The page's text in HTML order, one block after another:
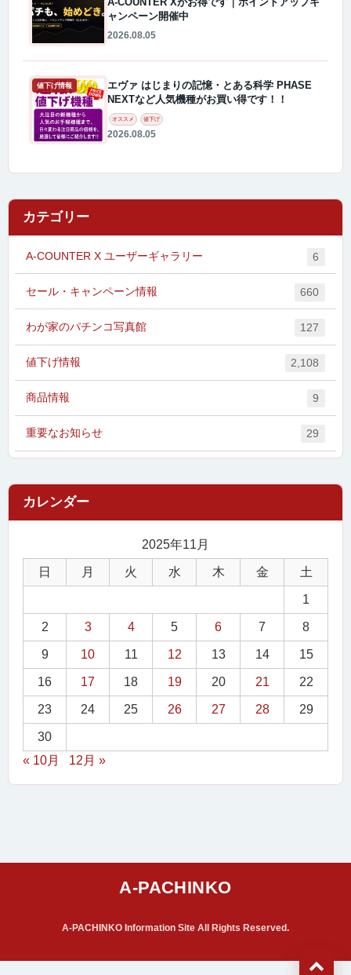
ャンペーン開催中
2026.08.05
値下げ情報
エヴァ はじまりの記憶・とある科学 PHASE
NEXTなど人気機種がお買い得です！！
オススメ 値下げ
2026.08.05
カテゴリー
A-COUNTER X ユーザーギャラリー 6
セール・キャンペーン情報 660
わが家のパチンコ写真館 127
値下げ情報 2,108
商品情報 9
重要なお知らせ 29
2025年11月
日 月 火 水 木 金 土
1
2 3 4 5 6 7 8
9 10 11 12 13 14 15
16 17 18 19 20 21 22
23 24 25 26 27 28 29
30
« 10月
12月 »
A-PACHINKO Information Site All Rights Reserved.